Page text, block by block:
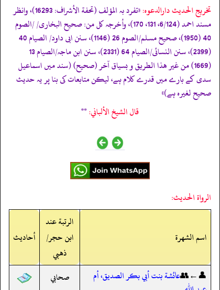
تخریج الحدیث دارالدعوہ:
«تفرد بہ المؤلف (تحفة الأشراف: 16293)، وانظر
مسند احمد (6/124، 131، 170)، وأخرجہ کل من: صحیح البخاری/ /الصوم
40 (1950)، صحیح مسلم/الصوم 26 (1146)، سنن ابی داود/ الصیام 40
(2399)، سنن النسائی/الصیام 64 (2331)، سنن ابن ماجہ/الصیام 13
(1669) من غیر ھذا الطریق و بسیاق آخر (صحیح) (سند میں اسماعیل
سدی کے بارے میں قدرے کلام ہے، لیکن متابعات کی بنا پر یہ حدیث
صحیح لغیرہ ہے)»
قال الشيخ الألباني:**
الرواة الحديث:
اسم الشهرة
الرتبة عند
ابن حجر/
ذهبي
أحاديث
👤←👥عائشة بنت أبي بكر الصديق، أم
صحابي